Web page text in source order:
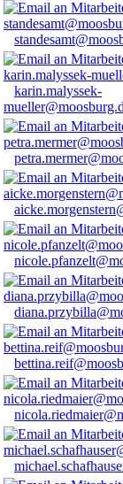
karin.malyssek-